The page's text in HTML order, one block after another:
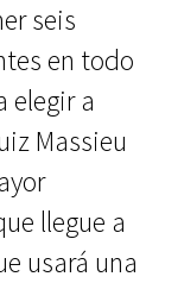
seis
en todo
elegir a
Massieu
llegue a
usará una